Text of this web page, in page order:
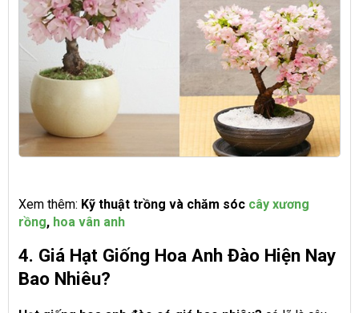
Xem thêm: Kỹ thuật trồng và chăm sóc cây xương
rồng, hoa vân anh
4. Giá Hạt Giống Hoa Anh Đào Hiện Nay
Bao Nhiêu?